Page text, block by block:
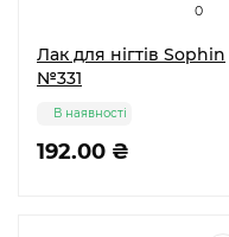
0
Лак для нігтів Sophin
№331
192.00 ₴
В наявності